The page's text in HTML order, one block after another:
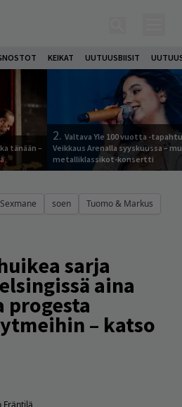
KEIKAT UUTUUSBIISIT
tänään –
2. Valtava Yle 100 vuotta -
Veikkaus Arenalla syyskuussa –
metalliklassikot-konsertti
Sexmane soen
Tuomo & Markus
sarja
aina
progesta
– katso
Fräntilä